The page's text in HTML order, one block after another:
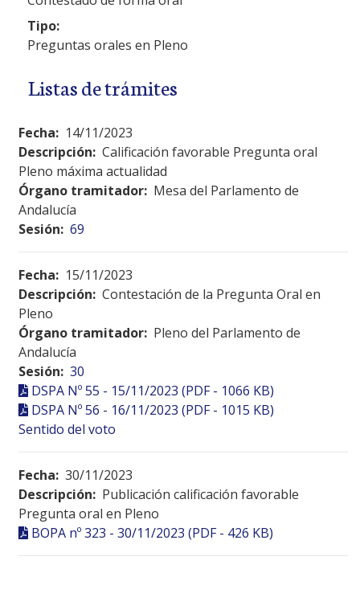
Tipo:
Preguntas orales en Pleno
Listas de trámites
Fecha: 14/11/2023
Descripción: Calificación favorable Pregunta oral
Pleno máxima actualidad
Órgano tramitador: Mesa del Parlamento de
Andalucía
Sesión: 69
Fecha: 15/11/2023
Descripción: Contestación de la Pregunta Oral en
Pleno
Órgano tramitador: Pleno del Parlamento de
Andalucía
Sesión: 30
DSPA Nº 55 - 15/11/2023 (PDF - 1066 KB)
DSPA Nº 56 - 16/11/2023 (PDF - 1015 KB)
Sentido del voto
Fecha: 30/11/2023
Descripción: Publicación calificación favorable
Pregunta oral en Pleno
BOPA nº 323 - 30/11/2023 (PDF - 426 KB)